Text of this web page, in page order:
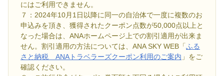
にはご利用できません。
７：2024年10月1日以降に同一の自治体で一度に複数のお
申込みを頂き、獲得されたクーポン点数が50,000点以上と
なった場合は、ANAホームページ上での割引適用が出来ま
せん。割引適用の方法については、ANA SKY WEB「ふる
さと納税 ANAトラベラーズクーポン利用のご案内 」をご
確認ください。